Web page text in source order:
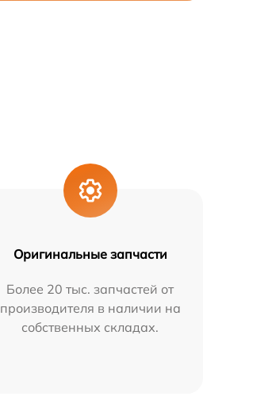
Оригинальные запчасти
Более 20 тыс. запчастей от
производителя в наличии на
собственных складах.